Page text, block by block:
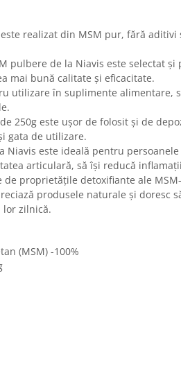
realizat din MSM pur, fără aditivi
pulbere de la Niavis este selectat și
mai bună calitate și eficacitate.
utilizare în suplimente alimentare,
250g este ușor de folosit și de
gata de utilizare.
Niavis este ideală pentru persoanele
articulară, să își reducă
de proprietățile detoxifiante ale
produsele naturale și doresc
zilnică.
(MSM) -100%